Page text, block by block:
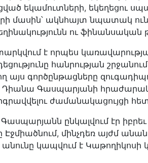
եկամուտների, եկեղեցու
մասին՝ ակնհայտ նպատակ
ու ֆինանսական
է որպես
հանրության
այս գործընթացները
Գասպարյանի
ժամանակացույցի
Գասպարյանն ընկալվում էր
Էջմիածնում, մինչդեռ այժմ
կապվում է Կաթողիկոսի